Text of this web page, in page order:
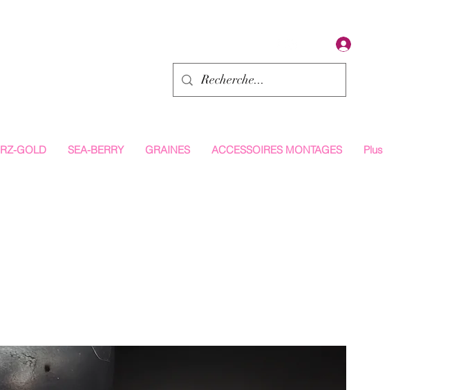
RZ-GOLD SEA-BERRY GRAINES ACCESSOIRES MONTAGES Plus